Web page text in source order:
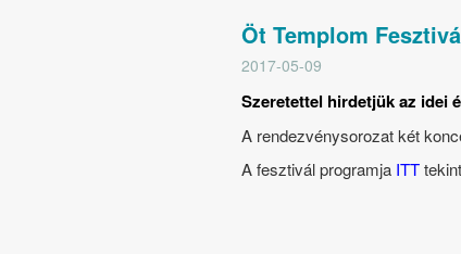
Öt Templom
2017-05-09
Szeretettel hirdetjük az idei
A rendezvénysorozat két
A fesztivál programja ITT